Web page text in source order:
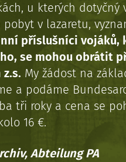
u kterých
pobyt v lazaretu,
příslušníci vojáků,
se mohou obrátit
My žádost na
a podáme
tři roky a cena se
16 €.
Abteilung PA